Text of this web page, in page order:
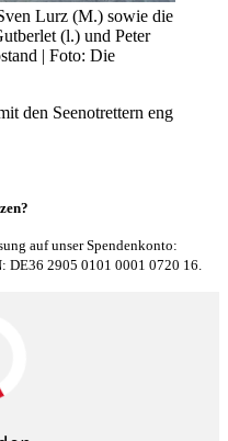
Lurz (M.) sowie die
(l.) und Peter
| Foto: Die
den Seenotrettern eng
auf unser Spendenkonto:
DE36 2905 0101 0001 0720 16.